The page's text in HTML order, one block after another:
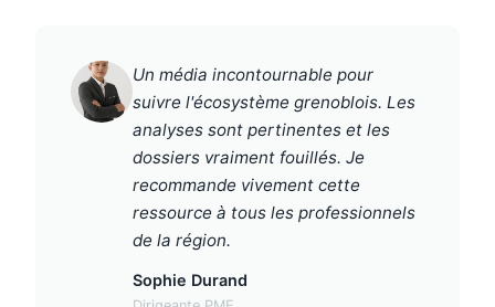
Un média incontournable pour
suivre l'écosystème grenoblois. Les
analyses sont pertinentes et les
dossiers vraiment fouillés. Je
recommande vivement cette
ressource à tous les professionnels
de la région.
Sophie Durand